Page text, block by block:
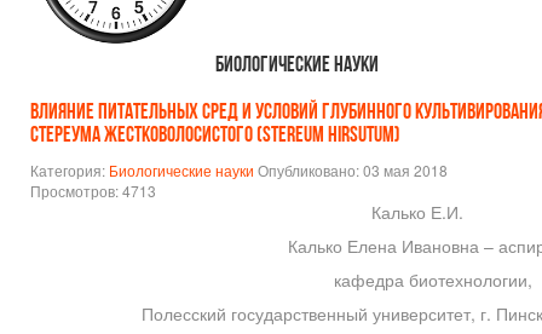
Биологические науки
ВЛИЯНИЕ ПИТАТЕЛЬНЫХ СРЕД И УСЛОВИЙ ГЛУБИННОГО
СТЕРЕУМА ЖЕСТКОВОЛОСИСТОГО (STEREUM HIRSUTUM)
Категория: Биологические науки Опубликовано: 03 мая 2018
Просмотров: 4713
Калько Е.И.
Калько Елена Ивановна –
кафедра биотехнологии,
Полесский государственный университет, г.